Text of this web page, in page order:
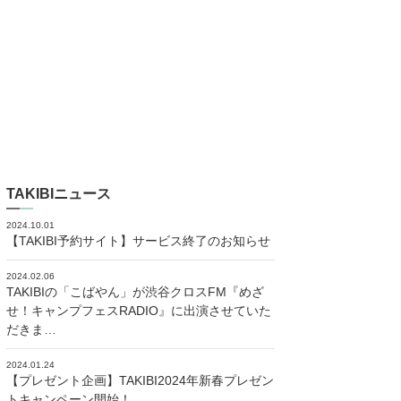
TAKIBIニュース
2024.10.01
【TAKIBI予約サイト】サービス終了のお知らせ
2024.02.06
TAKIBIの「こばやん」が渋谷クロスFM『めざ
せ！キャンプフェスRADIO』に出演させていた
だきま…
2024.01.24
【プレゼント企画】TAKIBI2024年新春プレゼン